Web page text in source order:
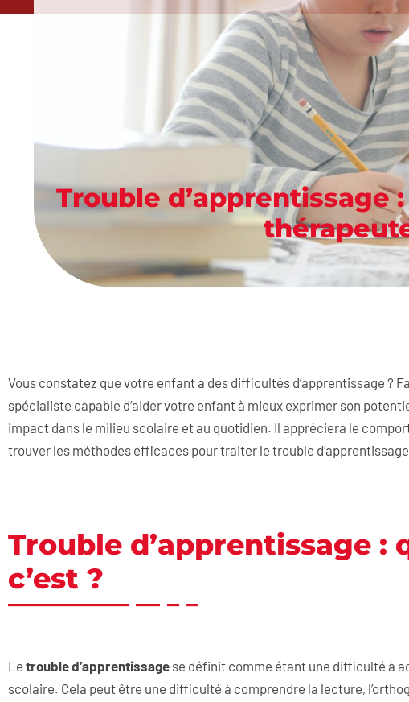
Trouble d’apprentissage
Vous constatez que votre enfant a des difficultés d’apprentissage ?
spécialiste capable d’aider votre enfant à mieux exprimer son
impact dans le milieu scolaire et au quotidien. Il appréciera le
trouver les méthodes efficaces pour traiter le trouble
Trouble d’apprentissage :
c’est ?
Le trouble d’apprentissage se définit comme étant une difficulté à
scolaire. Cela peut être une difficulté à comprendre la lecture,